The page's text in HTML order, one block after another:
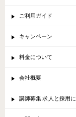
ご利用ガイド
キャンペーン
料金について
会社概要
講師募集 求人と採用